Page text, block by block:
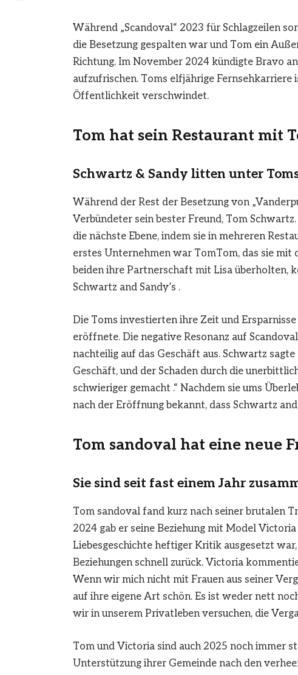
Während „Scandoval“ 2023 für Schlagzeilen
die Besetzung gespalten war und Tom ein
Richtung. Im November 2024 kündigte Bravo
aufzufrischen. Toms elfjährige Fernsehkarriere
Öffentlichkeit verschwindet.
Tom hat sein Restaurant mit
Schwartz & Sandy litten unter
Während der Rest der Besetzung von
Verbündeter sein bester Freund, Tom
die nächste Ebene, indem sie in mehreren
erstes Unternehmen war TomTom, das sie
beiden ihre Partnerschaft mit Lisa überholten,
Schwartz and Sandy’s .
Die Toms investierten ihre Zeit und
eröffnete. Die negative Resonanz auf
nachteilig auf das Geschäft aus. Schwartz
Geschäft, und der Schaden durch die
schwieriger gemacht .“ Nachdem sie ums
nach der Eröffnung bekannt, dass Schwartz
Tom sandoval hat eine neue
Sie sind seit fast einem Jahr
Tom sandoval fand kurz nach seiner brutalen
2024 gab er seine Beziehung mit Model
Liebesgeschichte heftiger Kritik ausgesetzt
Beziehungen schnell zurück. Victoria
Wenn wir mich nicht mit Frauen aus seiner
auf ihre eigene Art schön. Es ist weder nett
wir in unserem Privatleben versuchen, die
Tom und Victoria sind auch 2025 noch immer
Unterstützung ihrer Gemeinde nach den